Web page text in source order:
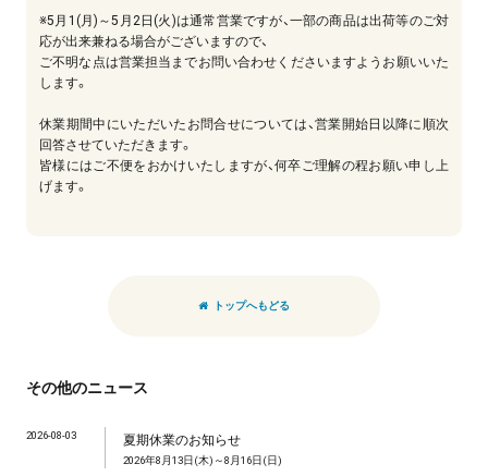
※5月1(月)～5月2日(火)は通常営業ですが、一部の商品は出荷等のご対
応が出来兼ねる場合がございますので、
ご不明な点は営業担当までお問い合わせくださいますようお願いいた
します。
休業期間中にいただいたお問合せについては、営業開始日以降に順次
回答させていただきます。
皆様にはご不便をおかけいたしますが、何卒ご理解の程お願い申し上
げます。
トップへもどる
その他のニュース
2026-08-03 夏期休業のお知らせ
2026年8月13日(木)～8月16日(日)